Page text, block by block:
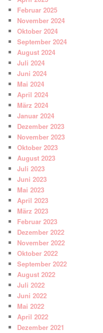
Februar 2025
November 2024
Oktober 2024
September 2024
August 2024
Juli 2024
Juni 2024
Mai 2024
April 2024
März 2024
Januar 2024
Dezember 2023
November 2023
Oktober 2023
August 2023
Juli 2023
Juni 2023
Mai 2023
April 2023
März 2023
Februar 2023
Dezember 2022
November 2022
Oktober 2022
September 2022
August 2022
Juli 2022
Juni 2022
Mai 2022
April 2022
Dezember 2021